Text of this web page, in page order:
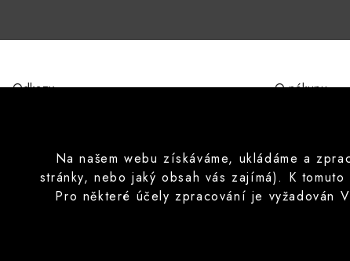
Na našem webu získáváme, ukládáme a
stránky, nebo jaký obsah vás zajímá). K
Pro některé účely zpracování je vyžadován
Odkazy O nákupu
Ochrana
Formulář pro
Poučení o
Často